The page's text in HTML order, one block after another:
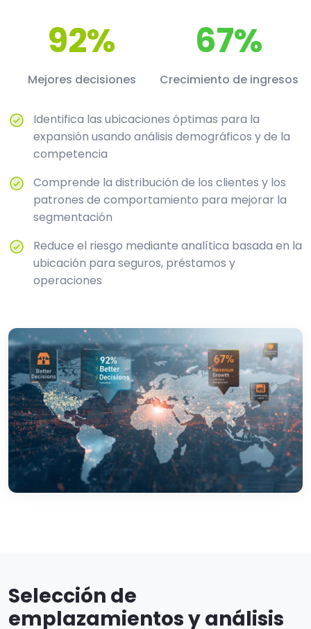
92%
Mejores decisiones
67%
Crecimiento de ingresos
Identifica las ubicaciones óptimas para la
expansión usando análisis demográficos y de la
competencia
Comprende la distribución de los clientes y los
patrones de comportamiento para mejorar la
segmentación
Reduce el riesgo mediante analítica basada en la
ubicación para seguros, préstamos y
operaciones
Selección de
emplazamientos y análisis